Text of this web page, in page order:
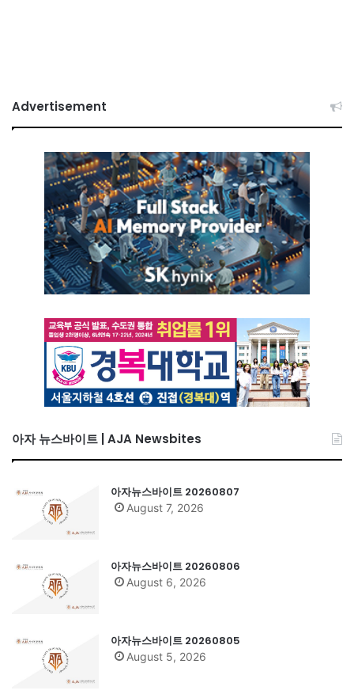
Advertisement
아자 뉴스바이트 | AJA Newsbites
아자뉴스바이트 20260807
August 7, 2026
아자뉴스바이트 20260806
August 6, 2026
아자뉴스바이트 20260805
August 5, 2026